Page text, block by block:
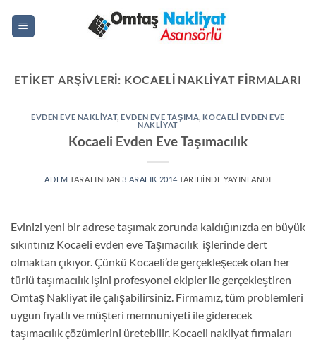
ETIKET ARŞIVLERI: KOCAELI NAKLIYAT FIRMALARI
EVDEN EVE NAKLIYAT,EVDEN EVE TAŞIMA KOCAELI EVDEN EVE
NAKLIYAT
Kocaeli Evden Eve Taşımacılık
ADEM TARAFINDAN 3 ARALIK 2014TARIHINDE YAYINLANDI
Evinizi yeni bir adrese taşımak zorunda kaldığınızda en büyük
sıkıntınız Kocaeli evden eve Taşımacılık işlerinde dert
olmaktan çıkıyor. Çünkü Kocaeli’de gerçekleşecek olan her
türlü taşımacılık işini profesyonel ekipler ile gerçekleştiren
Omtaş Nakliyat ile çalışabilirsiniz. Firmamız, tüm problemleri
uygun fiyatlı ve müşteri memnuniyeti ile giderecek
taşımacılık çözümlerini üretebilir. Kocaeli nakliyat firmaları